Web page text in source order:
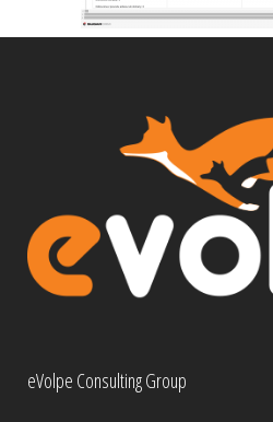
eVolpe Consulting Group